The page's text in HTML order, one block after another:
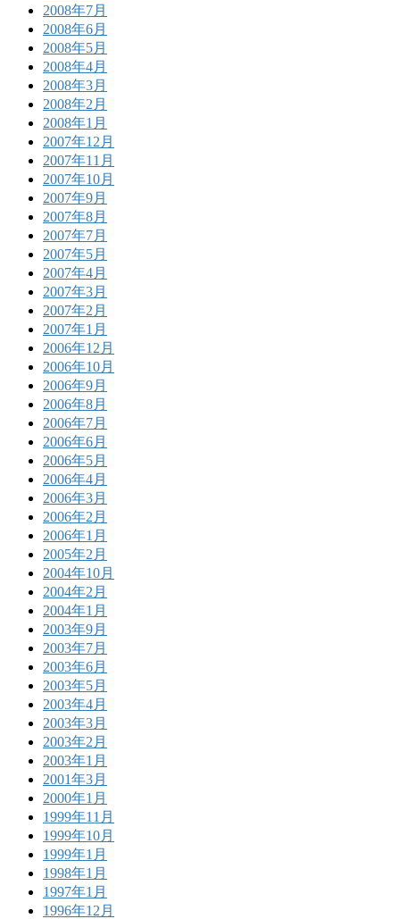
2008年7月
2008年6月
2008年5月
2008年4月
2008年3月
2008年2月
2008年1月
2007年12月
2007年11月
2007年10月
2007年9月
2007年8月
2007年7月
2007年5月
2007年4月
2007年3月
2007年2月
2007年1月
2006年12月
2006年10月
2006年9月
2006年8月
2006年7月
2006年6月
2006年5月
2006年4月
2006年3月
2006年2月
2006年1月
2005年2月
2004年10月
2004年2月
2004年1月
2003年9月
2003年7月
2003年6月
2003年5月
2003年4月
2003年3月
2003年2月
2003年1月
2001年3月
2000年1月
1999年11月
1999年10月
1999年1月
1998年1月
1997年1月
1996年12月